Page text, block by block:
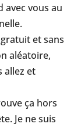
avec vous au
et sans
aléatoire,
allez et
ça hors
Je ne suis